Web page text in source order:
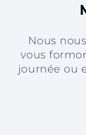
Nous
vous
journée ou